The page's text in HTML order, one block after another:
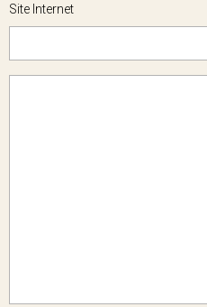
Site Internet